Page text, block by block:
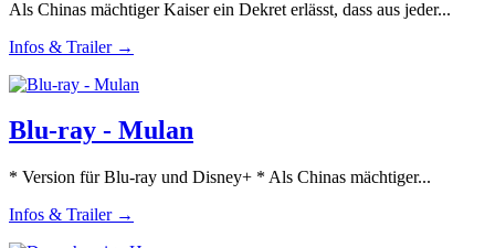
Als Chinas mächtiger Kaiser ein Dekret erlässt, dass aus jeder...
Infos & Trailer →
Blu-ray - Mulan
* Version für Blu-ray und Disney+ * Als Chinas mächtiger...
Infos & Trailer →